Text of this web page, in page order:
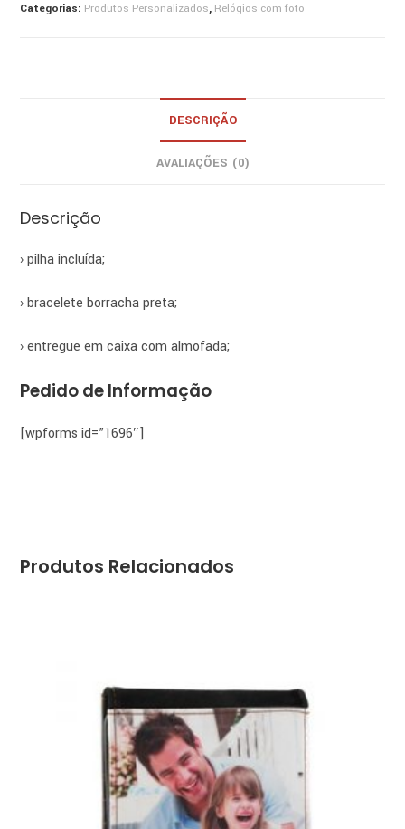
Categorias: Produtos Personalizados, Relógios com foto
DESCRIÇÃO
AVALIAÇÕES (0)
Descrição
› pilha incluída;
› bracelete borracha preta;
› entregue em caixa com almofada;
Pedido de Informação
[wpforms id=”1696″]
Produtos Relacionados